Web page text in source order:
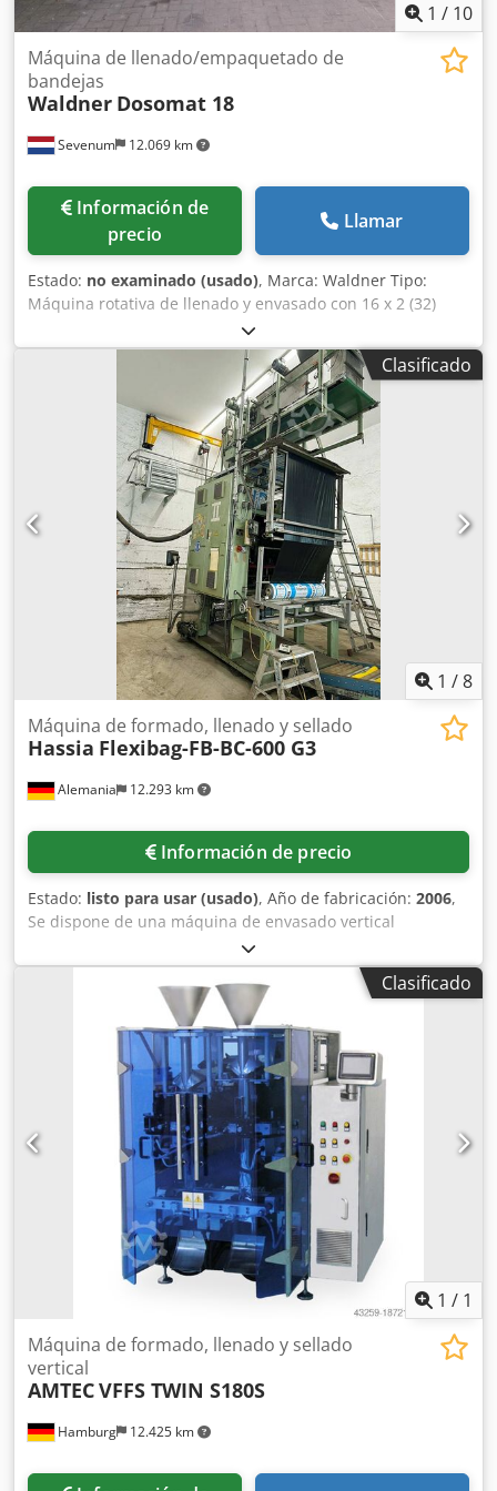
1 / 10
Sevenum 12.069 km
Máquina de llenado/empaquetado de
bandejas
Waldner Dosomat 18
Información de
precio
Llamar
Estado: no examinado (usado), Marca: Waldner Tipo:
Máquina rotativa de llenado y envasado con 16 x 2 (32)
estaciones Modelo: Dosomat 18 Estructura: acero
inoxidable/acero Codofz Dvkopfx Aproha Dimensiones:
Largo x Ancho x Alto = 4.050 x 2.000 x 2.100 mm Sentido de
giro: en el sentido de las agujas del reloj Capacidad:
Contenedores de plástico de 105 x 80 mm (largo x ancho) x
25/35/55 mm (alto) Alimentación eléctrica: 380 voltios – 50
Hz – 8,55 kW Presión del aire: > 5 bares Observación: En
buen estado técnico. En buen estado eléctrico.
Recomendamos renovar la parte neumática de la
máquina.
Clasificado
1 /8
Alemania 12.293 km
Máquina de formado, llenado y sellado
Hassia Flexibag-FB-BC-600 G3
Información de precio
Estado: listo para usar (usado), Año de fabricación: 2006,
Se dispone de una máquina de envasado vertical
automática tipo flowpack de Hassia. Materiales de
embalaje: laminados/folios de papel/monofilms, ancho
máximo de bolsa: 600 mm, largo máximo de bolsa: 1.100
mm, ancho máximo de film: 1.240 mm, diámetro máximo
de bobina: 600 mm, rendimiento en funcionamiento
continuo: 40 ciclos/min, temperatura de sellado en
caliente: 92°C. Es posible realizar una inspección in situ.
Chjdpfx Ajxa Elceprsa
Clasificado
1 / 1
Hamburg 12.425 km
Máquina de formado, llenado y sellado
vertical
AMTECVFFS TWIN S180S